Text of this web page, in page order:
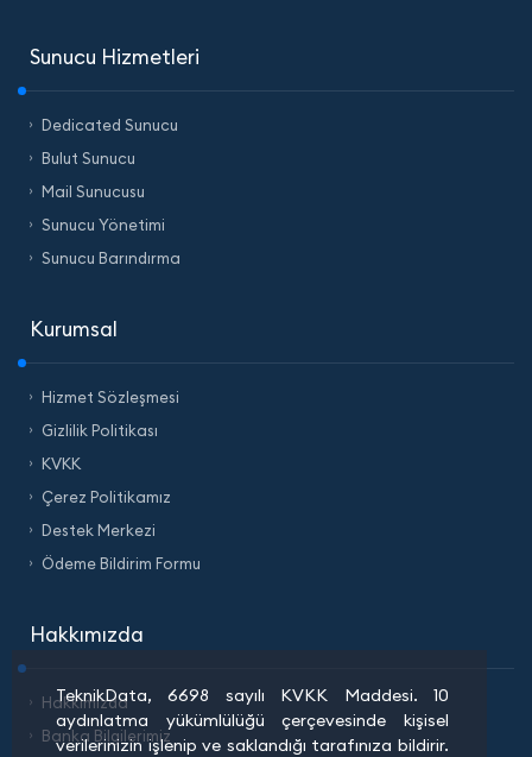
Sunucu Hizmetleri
Dedicated Sunucu
Bulut Sunucu
Mail Sunucusu
Sunucu Yönetimi
Sunucu Barındırma
Kurumsal
Hizmet Sözleşmesi
Gizlilik Politikası
KVKK
Çerez Politikamız
Destek Merkezi
Ödeme Bildirim Formu
Hakkımızda
Hakkımızda
Banka Bilgilerimiz
TeknikData, 6698 sayılı KVKK Maddesi. 10
aydınlatma yükümlülüğü çerçevesinde kişisel
verilerinizin işlenip ve saklandığı tarafınıza bildirir.